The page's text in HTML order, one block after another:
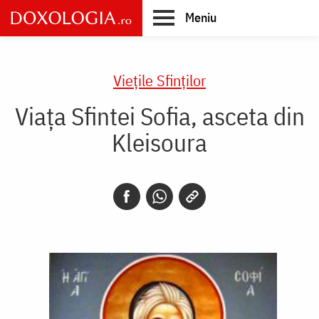
Skip
to
main
Meniu
Vieţile Sfinţilor
Viața Sfintei Sofia, asceta din
Kleisoura